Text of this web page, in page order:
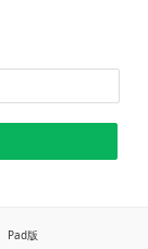
Pad版